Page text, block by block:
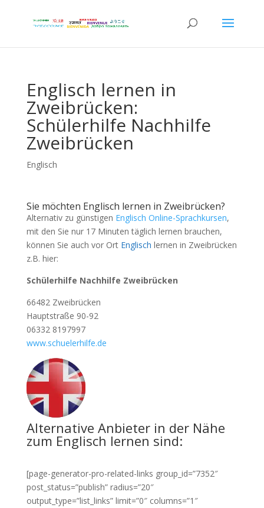
Englisch lernen in
Zweibrücken:
Schülerhilfe Nachhilfe
Zweibrücken
Englisch
Sie möchten Englisch lernen in Zweibrücken?
Alternativ zu günstigen Englisch Online-Sprachkursen,
mit den Sie nur 17 Minuten täglich lernen brauchen,
können Sie auch vor Ort Englisch lernen in Zweibrücken
z.B. hier:
Schülerhilfe Nachhilfe Zweibrücken
66482 Zweibrücken
Hauptstraße 90-92
06332 8197997
www.schuelerhilfe.de
Alternative Anbieter in der Nähe
zum Englisch lernen sind:
[page-generator-pro-related-links group_id=”7352″
post_status=”publish” radius=”20″
output_type=”list_links” limit=”0″ columns=”1″